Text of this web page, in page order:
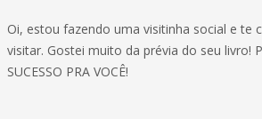
Oi, estou fazendo uma visitinha social e te
visitar. Gostei muito da prévia do seu livro!
SUCESSO PRA VOCÊ!